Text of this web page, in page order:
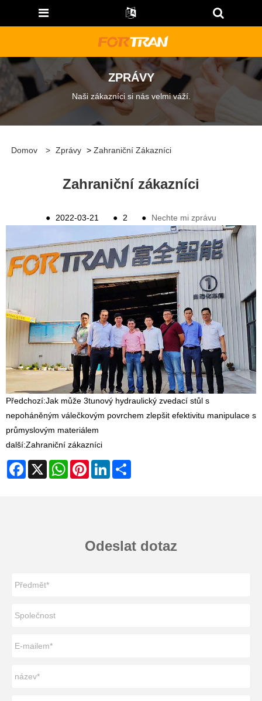
ZPRÁVY
Naši zákazníci si nás velmi váží.
Domov > Zprávy > Zahraniční Zákazníci
Zahraniční zákazníci
● 2022-03-21 ● 2 ● Nechte mi zprávu
Předchozí:Jak může 3tunový hydraulický zvedací stůl s
nepoháněným válečkovým povrchem zlepšit efektivitu manipulace s
průmyslovým materiálem
další:Zahraniční zákazníci
Facebook
X WhatsAppPinterestLinkedIn
Odeslat dotaz